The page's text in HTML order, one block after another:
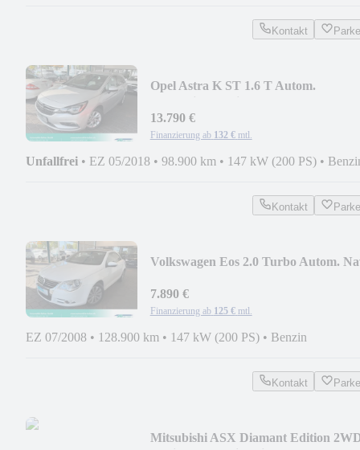
Kontakt
Opel Astra K ST 1.6 T Autom.
13.790 €
Finanzierung ab 132 € mtl.
Unfallfrei • EZ 05/2018 • 98.900 km • 147 kW (200 PS) •
Kontakt
Volkswagen Eos 2.0 Turbo Autom.
7.890 €
Finanzierung ab 125 € mtl.
EZ 07/2008 • 128.900 km • 147 kW (200 PS) • Benzin
Kontakt
Mitsubishi ASX Diamant Edition